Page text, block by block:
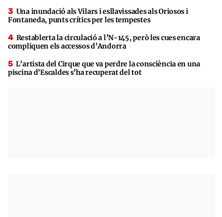
Una inundació als Vilars i esllavissades als Oriosos i
Fontaneda, punts crítics per les tempestes
Restablerta la circulació a l’N-145, però les cues encara
compliquen els accessos d’Andorra
L’artista del Cirque que va perdre la consciència en una
piscina d’Escaldes s’ha recuperat del tot